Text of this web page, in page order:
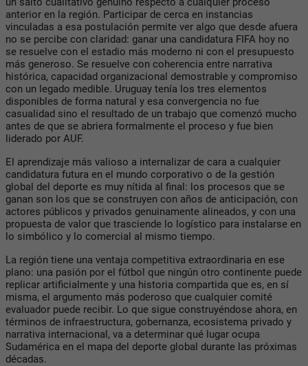
anterior en la región. Participar de cerca en instancias
vinculadas a esa postulación permite ver algo que desde afuera
no se percibe con claridad: ganar una candidatura FIFA hoy no
se resuelve con el estadio más moderno ni con el presupuesto
más generoso. Se resuelve con coherencia entre narrativa
histórica, capacidad organizacional demostrable y compromiso
con un legado medible. Uruguay tenía los tres elementos
disponibles de forma natural y esa convergencia no fue
casualidad sino el resultado de un trabajo que comenzó mucho
antes de que se abriera formalmente el proceso y fue bien
liderado por AUF.
El aprendizaje más valioso a internalizar de cara a cualquier
candidatura futura en el mundo corporativo o de la gestión
global del deporte es muy nítida al final: los procesos que se
ganan son los que se construyen con años de anticipación, con
actores públicos y privados genuinamente alineados, y con una
propuesta de valor que trasciende lo logístico para instalarse en
lo simbólico y lo comercial al mismo tiempo.
La región tiene una ventaja competitiva extraordinaria en ese
plano: una pasión por el fútbol que ningún otro continente puede
replicar artificialmente y una historia compartida que es, en sí
misma, el argumento más poderoso que cualquier comité
evaluador puede recibir. Lo que sigue construyéndose ahora, en
términos de infraestructura, gobernanza, ecosistema privado y
narrativa internacional, va a determinar qué lugar ocupa
Sudamérica en el mapa del deporte global durante las próximas
décadas.